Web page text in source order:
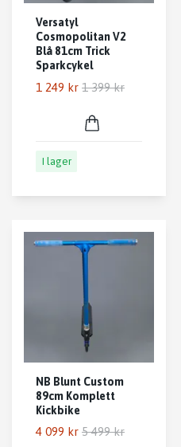
Versatyl
Cosmopolitan V2
Blå 81cm Trick
Sparkcykel
1 249 kr 1 399 kr
I lager
NB Blunt Custom
89cm Komplett
Kickbike
4 099 kr 5 499 kr